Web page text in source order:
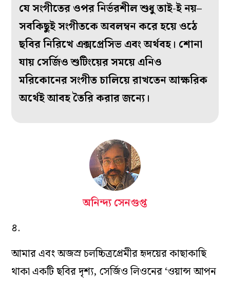
যে সংগীতের ওপর নির্ভরশীল শুধু তাই-ই নয়–
সবকিছুই সংগীতকে অবলম্বন করে হয়ে ওঠে
ছবির নিরিখে এক্সপ্রেসিভ এবং অর্থবহ। শোনা
যায় সের্জিও শুটিংয়ের সময়ে এনিও
মরিকোনের সংগীত চালিয়ে রাখতেন আক্ষরিক
অর্থেই আবহ তৈরি করার জন্যে।
অনিন্দ্য সেনগুপ্ত
৪.
আমার এবং অজস্র চলচ্চিত্রপ্রেমীর হৃদয়ের কাছাকাছি
থাকা একটি ছবির দৃশ্য, সের্জিও লিওনের‘ওয়ান্স আপন